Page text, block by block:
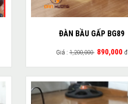
ĐÀN BẦU GẤP BG89
Giá :1,200,000 890,000 đ